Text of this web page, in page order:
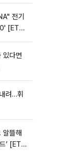
전기
[ET의
있다면
려…휘
알뜰해
’ [ET의